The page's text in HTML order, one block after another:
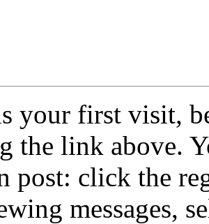
your first visit,
the link above.
post: click the
messages,